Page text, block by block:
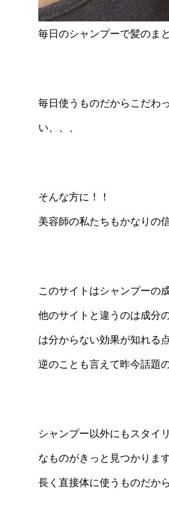
毎日のシャンプーで髪のま
毎日使うものだからこだわ
い、、、
そんな方に！！
美容師の私たちもかなりの
このサイトはシャンプーの
他のサイトと違うのは成分
は分からない効果が知れる点
逆のことも言えて昨今話題
シャンプー以外にもスタイ
なものがきっと見つかります
長く直接体に使うものだか